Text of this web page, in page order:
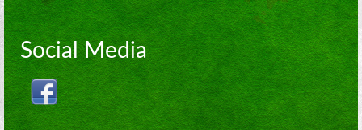
Meisterschaft
Volleyball
Verein
Sponsoren
Social Media